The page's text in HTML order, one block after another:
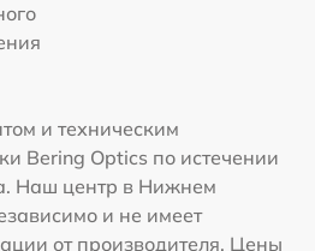
и техническим
Bering Optics по истечении
Наш центр в Нижнем
и не имеет
от производителя. Цены